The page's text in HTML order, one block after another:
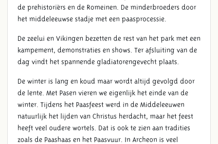
de prehistoriërs en de Romeinen. De minderbroeders door
het middeleeuwse stadje met een paasprocessie.
De zeelui en Vikingen bezetten de rest van het park met een
kampement, demonstraties en shows. Ter afsluiting van de
dag vindt het spannende gladiatorengevecht plaats.
De winter is lang en koud maar wordt altijd gevolgd door
de lente. Met Pasen vieren we eigenlijk het einde van de
winter. Tijdens het Paasfeest werd in de Middeleeuwen
natuurlijk het lijden van Christus herdacht, maar het feest
heeft veel oudere wortels. Dat is ook te zien aan tradities
zoals de Paashaas en het Paasvuur. In Archeon is veel